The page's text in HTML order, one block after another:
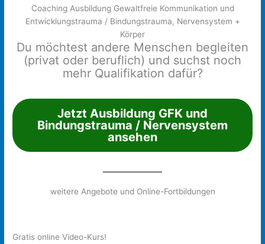
Coaching Ausbildung Gewaltfreie Kommunikation und
Entwicklungstrauma / Bindungstrauma, Nervensystem +
Körper
Du möchtest andere Menschen begleiten
(privat oder beruflich) und suchst noch
mehr Qualifikation dafür?
Jetzt Ausbildung GFK und
Bindungstrauma / Nervensystem
ansehen
weitere Angebote und Online-Fortbildungen
Gratis online Video-Kurs!